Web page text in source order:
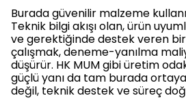
Burada güvenilir malzeme
Teknik bilgi akışı olan, ürün
ve gerektiğinde destek veren
çalışmak, deneme-yanılma
düşürür. HK MUM gibi üretim
güçlü yanı da tam burada
değil, teknik destek ve süreç